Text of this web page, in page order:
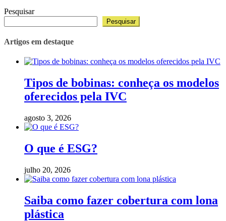
Pesquisar
Pesquisar
Artigos em destaque
Tipos de bobinas: conheça os modelos
oferecidos pela IVC
agosto 3, 2026
O que é ESG?
julho 20, 2026
Saiba como fazer cobertura com lona
plástica